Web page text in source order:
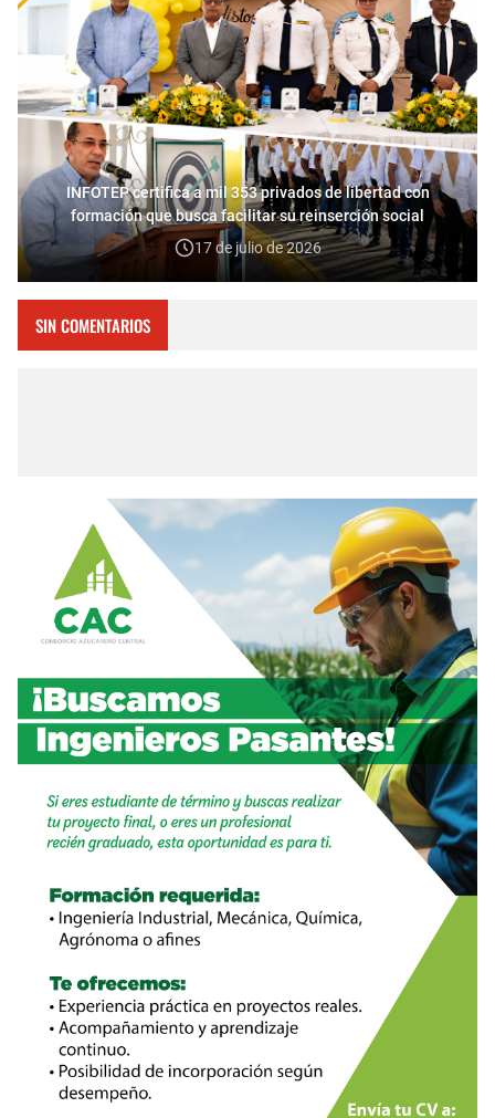
INFOTEP certifica a mil 353 privados de libertad con
formación que busca facilitar su reinserción social
17 de julio de 2026
SIN COMENTARIOS